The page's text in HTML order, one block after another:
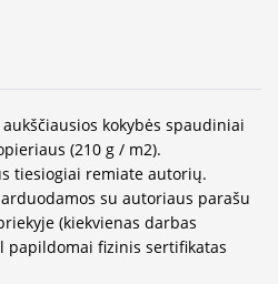
kokybės spaudiniai
(210 g / m2).
tiesiogiai remiate autorių.
su autoriaus parašu
(kiekvienas darbas
papildomai fizinis sertifikatas